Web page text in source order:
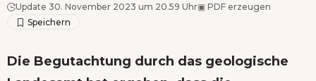
Update 30. November 2023 um 20.59 Uhr▣ PDF erzeugen
Die Begutachtung durch das geologische